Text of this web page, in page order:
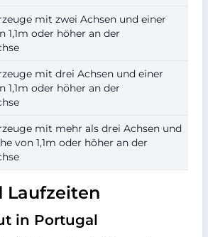
mit zwei Achsen und einer
1,1m oder höher an der
mit drei Achsen und einer
1,1m oder höher an der
mit mehr als drei Achsen und
von 1,1m oder höher an der
Laufzeiten
in Portugal